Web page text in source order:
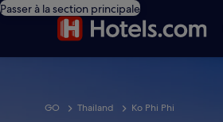
Passer à la section principale
GO Thailand Ko Phi Phi